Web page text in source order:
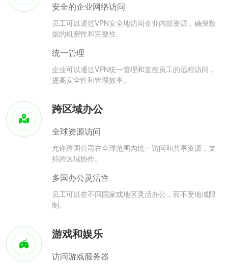
安全的企业网络访问
员工可以通过VPN安全地访问企业内部资源，确保数
据的机密性和完整性。
统一管理
企业可以通过VPN统一管理和监控员工的远程访问，
提高安全性和管理效率。
跨区域办公
全球资源访问
允许跨国公司在全球范围内统一访问和共享资源，支
持跨区域协作。
多国办公灵活性
员工可以在不同国家或地区灵活办公，而不受地域限
制。
游戏和娱乐
访问游戏服务器